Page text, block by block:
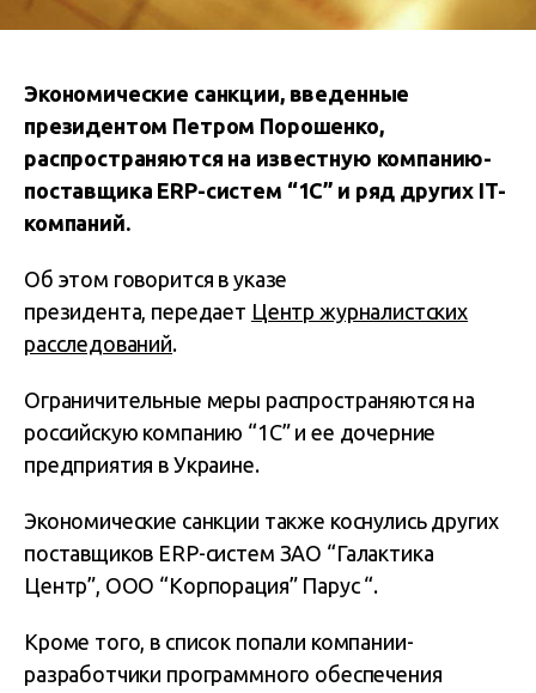
Экономические санкции, введенные
президентом Петром Порошенко,
распространяются на известную компанию-
поставщика ERP-систем “1С” и ряд других IT-
компаний.
Об этом говорится в указе
президента, передает Центр журналистских
расследований.
Ограничительные меры распространяются на
российскую компанию “1С” и ее дочерние
предприятия в Украине.
Экономические санкции также коснулись других
поставщиков ERP-систем ЗАО “Галактика
Центр”, ООО “Корпорация” Парус “.
Кроме того, в список попали компании-
разработчики программного обеспечения